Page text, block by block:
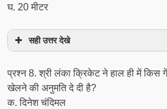
घ. 20 मीटर
सही उत्तर देखे
प्रश्‍न 8. श्री लंका क्रिकेट ने हाल ही में किस
खेलने की अनुमति दे दी है?
क. दिनेश चंदिमल